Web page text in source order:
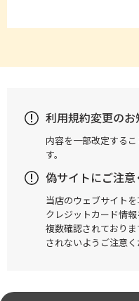
利用規約変更のお
内容を一部改定する
す。
偽サイトにご注意
当店のウェブサイト
クレジットカード情
複数確認されており
されないようご注意く